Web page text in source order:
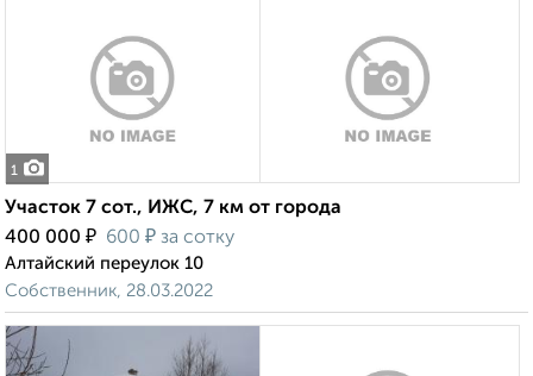
1
Участок 7 сот., ИЖС, 7 км от города
400 000 ₽ 600 ₽ за сотку
Алтайский переулок 10
Собственник, 28.03.2022